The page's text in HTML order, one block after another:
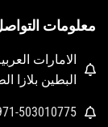
معلومات
الامارات
البطين بلازا
503010775